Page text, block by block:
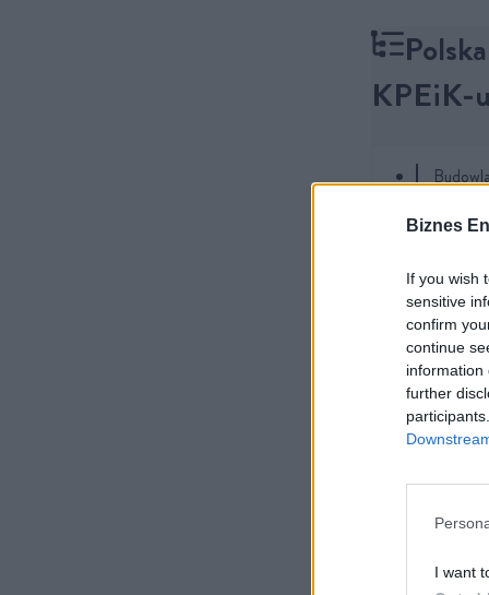
Biznes
If you wish
sensitive
confirm
continue
information
further
I want
KPEiK-
Rząd
REKLAMA